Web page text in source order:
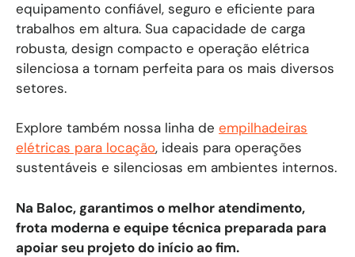
equipamento confiável, seguro e eficiente para
trabalhos em altura. Sua capacidade de carga
robusta, design compacto e operação elétrica
silenciosa a tornam perfeita para os mais diversos
setores.
Explore também nossa linha de empilhadeiras
elétricas para locação, ideais para operações
sustentáveis e silenciosas em ambientes internos.
Na Baloc, garantimos o melhor atendimento,
frota moderna e equipe técnica preparada para
apoiar seu projeto do início ao fim.